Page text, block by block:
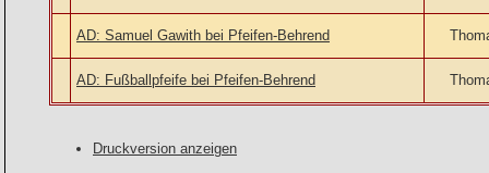
AD: Samuel Gawith bei Pfeifen-Behrend
AD: Fußballpfeife bei Pfeifen-Behrend
Druckversion anzeigen